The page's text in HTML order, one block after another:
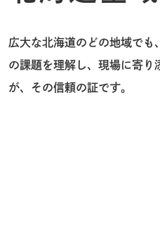
広大な北海道のどの地域で
の課題を理解し、現場に寄
が、その信頼の証です。